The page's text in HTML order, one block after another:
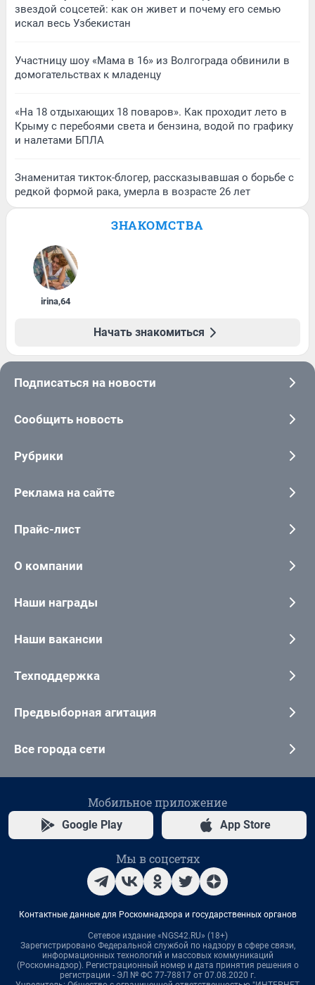
звездой соцсетей: как он живет и почему его семью
искал весь Узбекистан
Участницу шоу «Мама в 16» из Волгограда обвинили в
домогательствах к младенцу
«На 18 отдыхающих 18 поваров». Как проходит лето в
Крыму с перебоями света и бензина, водой по графику
и налетами БПЛА
Знаменитая тикток-блогер, рассказывавшая о борьбе с
редкой формой рака, умерла в возрасте 26 лет
ЗНАКОМСТВА
irina,64
Начать знакомиться
Подписаться на новости
Сообщить новость
Рубрики
Реклама на сайте
Прайс-лист
О компании
Наши награды
Наши вакансии
Техподдержка
Предвыборная агитация
Все города сети
Мобильное приложение
Google Play App Store
Мы в соцсетях
Контактные данные для Роскомнадзора и государственных органов
Сетевое издание «NGS42.RU» (18+)
Зарегистрировано Федеральной службой по надзору в сфере связи,
информационных технологий и массовых коммуникаций
(Роскомнадзор). Регистрационный номер и дата принятия решения о
регистрации - ЭЛ № ФС 77-78817 от 07.08.2020 г.